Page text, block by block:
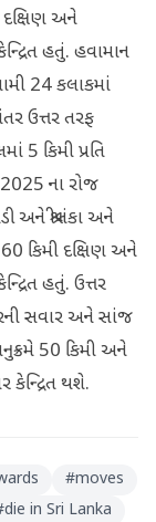
દક્ષિણ અને
હતું. હવામાન
24 કલાકમાં
ઉત્તર તરફ
5 કિમી પ્રતિ
ના રોજ
અને શ્રીલંકા અને
કિમી દક્ષિણ અને
હતું. ઉત્તર
સવાર અને સાંજ
50 કિમી અને
કેન્દ્રિત થશે.
#moves
die in Sri Lanka